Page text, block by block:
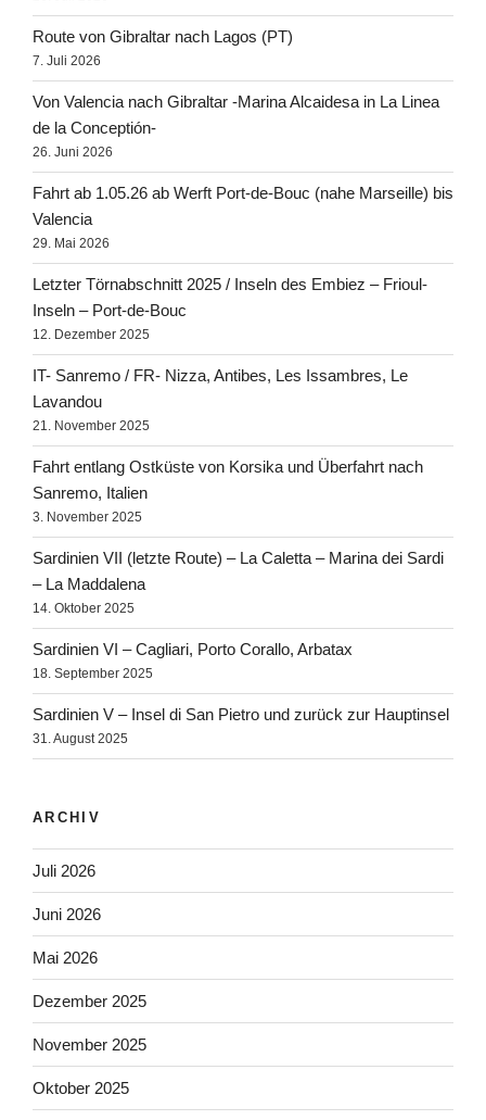
Route von Gibraltar nach Lagos (PT)
7. Juli 2026
Von Valencia nach Gibraltar -Marina Alcaidesa in La Linea
de la Conceptión-
26. Juni 2026
Fahrt ab 1.05.26 ab Werft Port-de-Bouc (nahe Marseille) bis
Valencia
29. Mai 2026
Letzter Törnabschnitt 2025 / Inseln des Embiez – Frioul-
Inseln – Port-de-Bouc
12. Dezember 2025
IT- Sanremo / FR- Nizza, Antibes, Les Issambres, Le
Lavandou
21. November 2025
Fahrt entlang Ostküste von Korsika und Überfahrt nach
Sanremo, Italien
3. November 2025
Sardinien VII (letzte Route) – La Caletta – Marina dei Sardi
– La Maddalena
14. Oktober 2025
Sardinien VI – Cagliari, Porto Corallo, Arbatax
18. September 2025
Sardinien V – Insel di San Pietro und zurück zur Hauptinsel
31. August 2025
ARCHIV
Juli 2026
Juni 2026
Mai 2026
Dezember 2025
November 2025
Oktober 2025